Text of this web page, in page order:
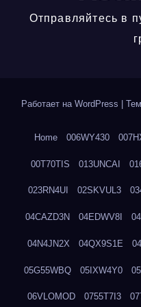
Отправляйтесь в
Работает на WordPress
Home 006WY430
00T70TIS 013UNCAI
023RN4UI 02SKVUL3
04CAZD3N 04EDWV8I
04N4JN2X 04QX9S1E
05G55WBQ 05IXW4Y0
06VLOMOD 0755T7I3